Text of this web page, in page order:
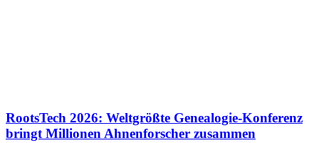
RootsTech 2026: Weltgrößte Genealogie-Konferenz
bringt Millionen Ahnenforscher zusammen